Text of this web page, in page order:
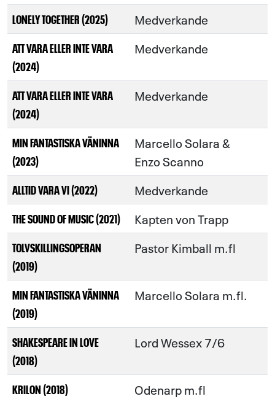
LONELY TOGETHER (2025) Medverkande
ATT VARA ELLER INTE VARA
(2024)
Medverkande
ATT VARA ELLER INTE VARA
(2024)
Medverkande
MIN FANTASTISKA VÄNINNA
(2023)
Marcello Solara &
Enzo Scanno
ALLTID VARA VI (2022) Medverkande
THE SOUND OF MUSIC (2021) Kapten von Trapp
TOLVSKILLINGSOPERAN
(2019)
Pastor Kimball m.fl
MIN FANTASTISKA VÄNINNA
(2019)
Marcello Solara m.fl.
SHAKESPEARE IN LOVE
(2018)
Lord Wessex 7/6
KRILON (2018) Odenarp m.fl